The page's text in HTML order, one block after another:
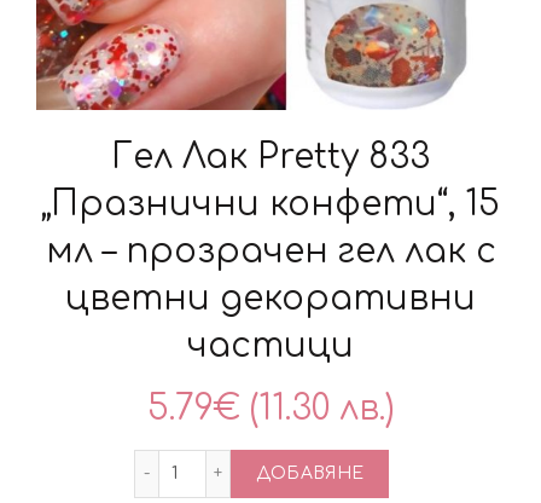
Гел Лак Pretty 833
„Празнични конфети“, 15
мл – прозрачен гел лак с
цветни декоративни
частици
5.79€ (11.30 лв.)
количество за Гел Лак Pretty 833
ДОБАВЯНЕ